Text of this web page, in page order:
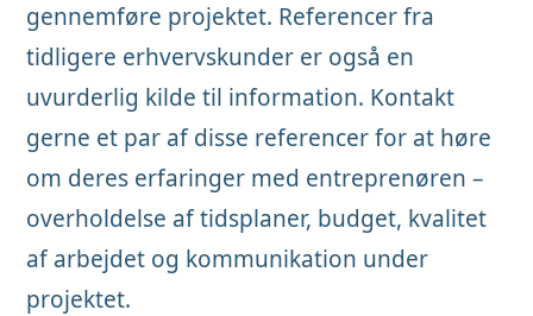
gennemføre projektet. Referencer fra
tidligere erhvervskunder er også en
uvurderlig kilde til information. Kontakt
gerne et par af disse referencer for at høre
om deres erfaringer med entreprenøren –
overholdelse af tidsplaner, budget, kvalitet
af arbejdet og kommunikation under
projektet.